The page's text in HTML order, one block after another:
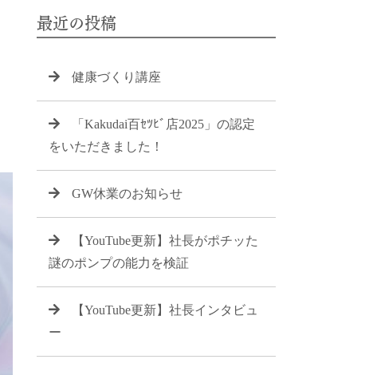
最近の投稿
健康づくり講座
「Kakudai百ｾﾂﾋﾞ店2025」の認定
をいただきました！
GW休業のお知らせ
【YouTube更新】社長がポチッた
謎のポンプの能力を検証
【YouTube更新】社長インタビュ
ー